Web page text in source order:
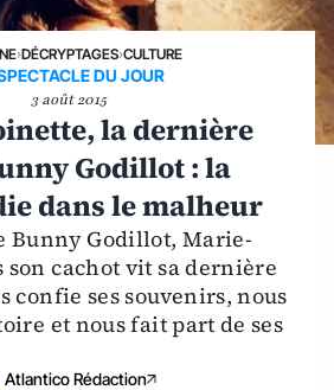
›DÉCRYPTAGES›CULTURE
DU JOUR
3 août 2015
la dernière
Godillot : la
dans le malheur
Bunny Godillot, Marie-
cachot vit sa dernière
confie ses souvenirs, nous
et nous fait part de ses
Atlantico Rédaction